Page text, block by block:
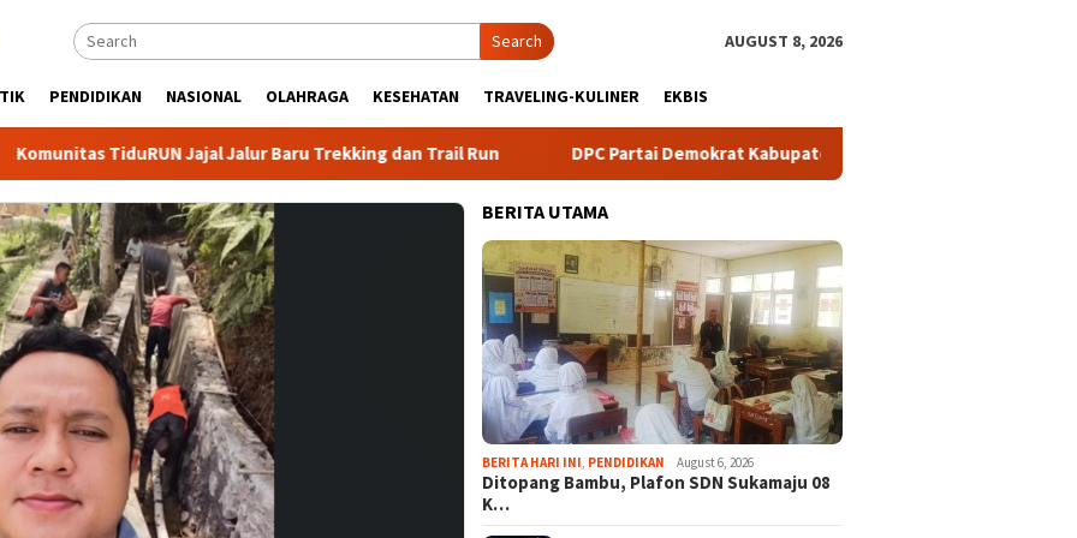
Search AUGUST 8, 2026
PENDIDIKAN NASIONAL OLAHRAGA KESEHATAN TRAVELING-KULINER EKBIS
TiduRUN Jajal Jalur Baru Trekking dan Trail Run DPC Partai Demokrat Kabupaten Bogor Gelar Lomba Pidato “AHY
BERITA UTAMA
BERITA HARI INI PENDIDIKAN August 6, 2026
Ditopang Bambu, Plafon SDN Sukamaju 08
K…